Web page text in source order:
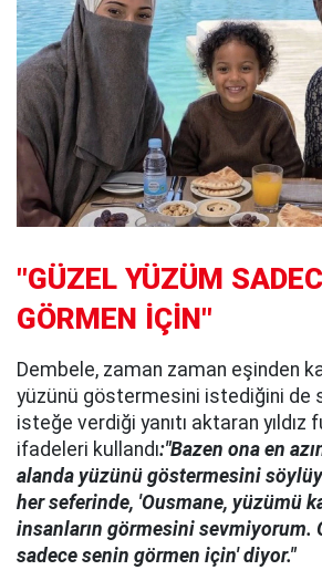
"GÜZEL YÜZÜM
GÖRMEN İÇİN"
Dembele, zaman zaman eşinden
yüzünü göstermesini istediğini de
isteğe verdiği yanıtı aktaran yıldız
ifadeleri kullandı:"Bazen ona en
alanda yüzünü göstermesini
her seferinde, 'Ousmane, yüzümü
insanların görmesini sevmiyorum.
sadece senin görmen için' diyor."